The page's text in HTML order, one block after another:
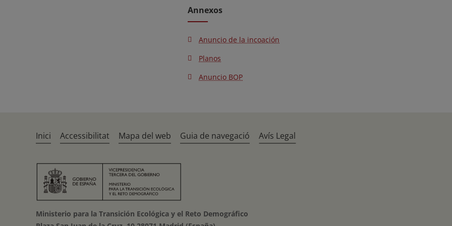
Annexos
Anuncio de la incoación
Planos
Anuncio BOP
Inici Accessibilitat Mapa del web Guia de navegació Avís Legal
Ministerio para la Transición Ecológica y el Reto Demográfico